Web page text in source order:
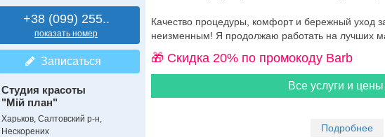
+38 (099) 255..
показать номер
Записаться
Студия красоты
"Мій план"
Харьков, Салтовский р-н,
Нескорених
Качество процедуры, комфорт и бережный уход
неизменным! Я продолжаю работать на лучших
🎁 Cкидка 20% по промокоду Barb
Все услуги и
Подробнее